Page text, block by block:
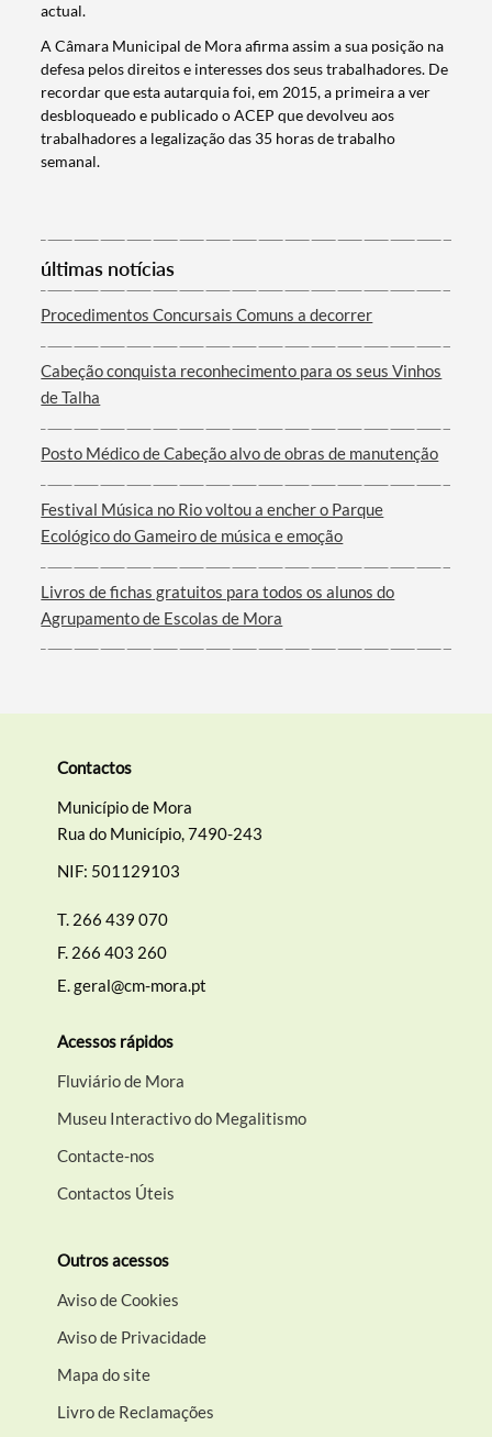
Categorias gerais
Filtros
actual.
A Câmara Municipal de Mora afirma assim a sua posição na
defesa pelos direitos e interesses dos seus trabalhadores. De
recordar que esta autarquia foi, em 2015, a primeira a ver
desbloqueado e publicado o ACEP que devolveu aos
trabalhadores a legalização das 35 horas de trabalho
semanal.
últimas notícias
Procedimentos Concursais Comuns a decorrer
Cabeção conquista reconhecimento para os seus Vinhos
de Talha
Posto Médico de Cabeção alvo de obras de manutenção
Festival Música no Rio voltou a encher o Parque
Ecológico do Gameiro de música e emoção
Livros de fichas gratuitos para todos os alunos do
Agrupamento de Escolas de Mora
Contactos
Município de Mora
Rua do Município, 7490-243
NIF: 501129103
T. 266 439 070
F. 266 403 260
E.geral@cm-mora.pt
Acessos rápidos
Fluviário de Mora
Museu Interactivo do Megalitismo
Contacte-nos
Contactos Úteis
Outros acessos
Aviso de Cookies
Aviso de Privacidade
Mapa do site
Livro de Reclamações